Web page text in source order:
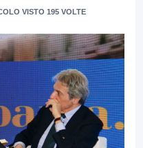
VISTO 195 VOLTE